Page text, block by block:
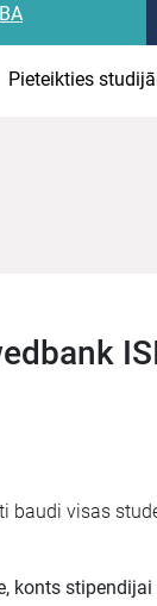
Pieteikties
baudi visas
konts stipendijai